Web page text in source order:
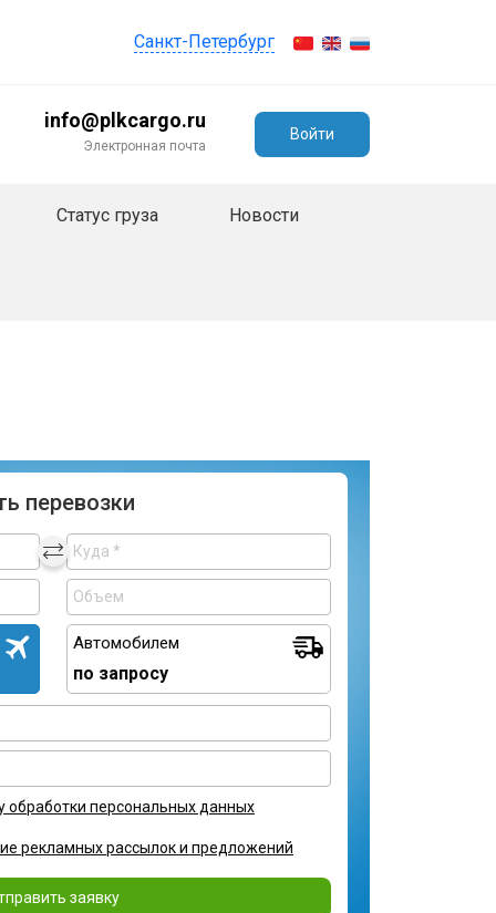
Санкт-Петербург
info@plkcargo.ru
Электронная почта
Войти
Статус груза Новости
перевозки
Автомобилем
по запросу
обработки персональных данных
рекламных рассылок и предложений
заявку